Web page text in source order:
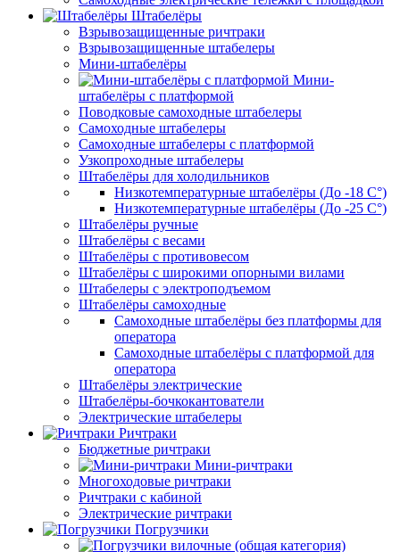
Штабелёры
Взрывозащищенные ричтраки
Взрывозащищенные штабелеры
Мини-штабелёры
Мини-
штабелёры с платформой
Поводковые самоходные штабелеры
Самоходные штабелеры
Самоходные штабелеры с платформой
Узкопроходные штабелеры
Штабелёры для холодильников
Низкотемпературные штабелёры (До -18 C°)
Низкотемпературные штабелёры (До -25 C°)
Штабелёры ручные
Штабелёры с весами
Штабелёры с противовесом
Штабелёры с широкими опорными вилами
Штабелеры с электроподъемом
Штабелёры самоходные
Самоходные штабелёры без платформы для
оператора
Самоходные штабелёры с платформой для
оператора
Штабелёры электрические
Штабелёры-бочкокантователи
Электрические штабелеры
Ричтраки
Бюджетные ричтраки
Мини-ричтраки
Многоходовые ричтраки
Ричтраки с кабиной
Электрические ричтраки
Погрузчики